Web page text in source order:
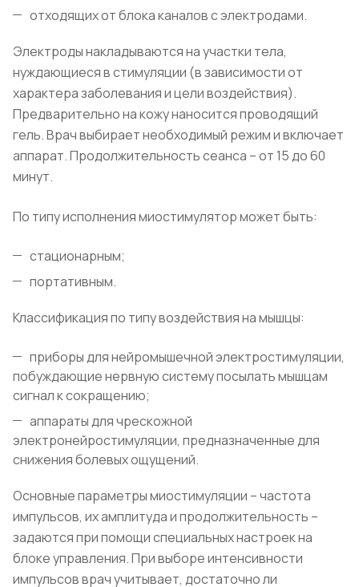
отходящих от блока каналов с электродами.
Электроды накладываются на участки тела,
нуждающиеся в стимуляции (в зависимости от
характера заболевания и цели воздействия).
Предварительно на кожу наносится проводящий
гель. Врач выбирает необходимый режим и включает
аппарат. Продолжительность сеанса – от 15 до 60
минут.
По типу исполнения миостимулятор может быть:
стационарным;
портативным.
Классификация по типу воздействия на мышцы:
приборы для нейромышечной электростимуляции,
побуждающие нервную систему посылать мышцам
сигнал к сокращению;
аппараты для чрескожной
электронейростимуляции, предназначенные для
снижения болевых ощущений.
Основные параметры миостимуляции – частота
импульсов, их амплитуда и продолжительность –
задаются при помощи специальных настроек на
блоке управления. При выборе интенсивности
импульсов врач учитывает, достаточно ли